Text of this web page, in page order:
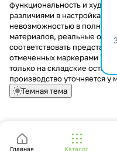
Главная Каталог
функциональность и
различиями в настройках
невозможностью в полной
материалов, реальные
соответствовать
отмеченных маркерами
только на складские
производство уточняется
Темная тема